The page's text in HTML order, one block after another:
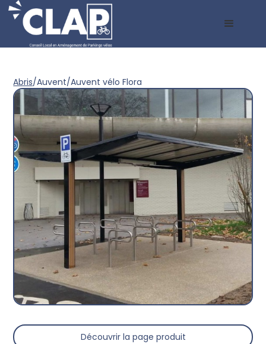
Abris/Auvent/Auvent vélo Flora
Découvrir la page produit